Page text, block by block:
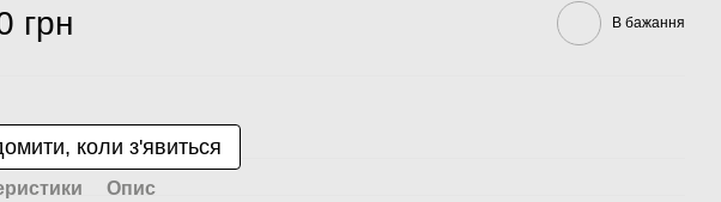
грн В бажання
коли з'явиться
Опис